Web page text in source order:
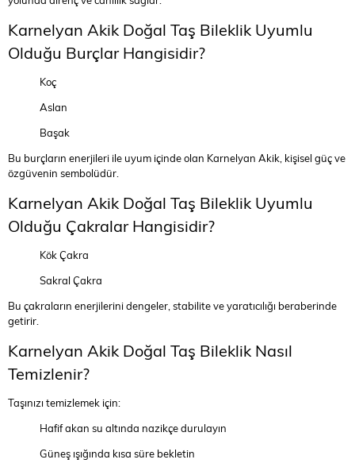
Karnelyan Akik Doğal Taş Bileklik Uyumlu
Olduğu Burçlar Hangisidir?
Koç
Aslan
Başak
Bu burçların enerjileri ile uyum içinde olan Karnelyan Akik, kişisel güç ve
özgüvenin sembolüdür.
Karnelyan Akik Doğal Taş Bileklik Uyumlu
Olduğu Çakralar Hangisidir?
Kök Çakra
Sakral Çakra
Bu çakraların enerjilerini dengeler, stabilite ve yaratıcılığı beraberinde
getirir.
Karnelyan Akik Doğal Taş Bileklik Nasıl
Temizlenir?
Taşınızı temizlemek için:
Hafif akan su altında nazikçe durulayın
Güneş ışığında kısa süre bekletin